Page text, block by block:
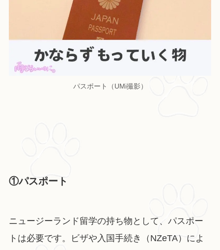
パスポート（UMi撮影）
①パスポート
ニュージーランド留学の持ち物として、パスポー
トは必要です。ビザや入国手続き（NZeTA）によ